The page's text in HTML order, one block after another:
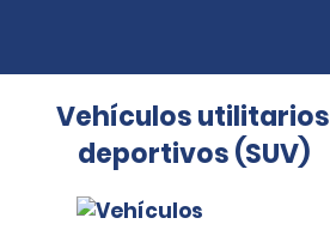
Vehículos utilitarios
deportivos (SUV)